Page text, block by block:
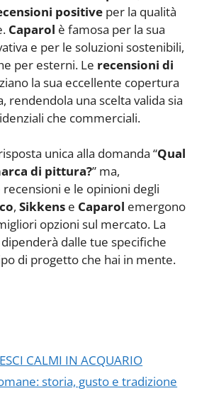
positive per la qualità
Caparol è famosa per la sua
e per le soluzioni sostenibili,
per esterni. Le recensioni di
la sua eccellente copertura
rendendola una scelta valida sia
che commerciali.
unica alla domanda “Qual
di pittura?” ma,
e le opinioni degli
, Sikkens e Caparol emergono
opzioni sul mercato. La
dalle tue specifiche
di progetto che hai in mente.
CALMI IN ACQUARIO
storia, gusto e tradizione